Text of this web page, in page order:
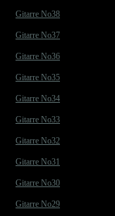
Gitarre No38
Gitarre No37
Gitarre No36
Gitarre No35
Gitarre No34
Gitarre No33
Gitarre No32
Gitarre No31
Gitarre No30
Gitarre No29